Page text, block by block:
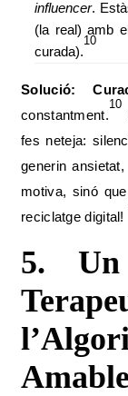
influencer.
(la real) amb
curada).
10
Solució:
constantment.
10
fes neteja:
generin
motiva, sinó
reciclatge digital!
5.